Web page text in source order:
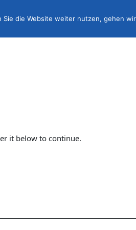
it below to continue.
Sie die Website weiter nutzen, gehen